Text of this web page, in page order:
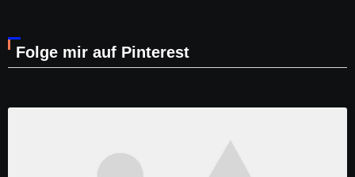
Folge mir auf Pinterest